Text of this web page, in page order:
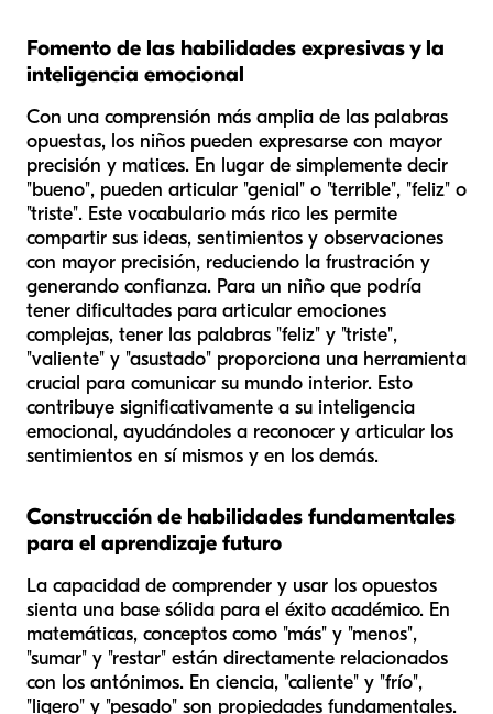
Fomento de las habilidades expresivas y la
inteligencia emocional
Con una comprensión más amplia de las palabras
opuestas, los niños pueden expresarse con mayor
precisión y matices. En lugar de simplemente decir
"bueno", pueden articular "genial" o "terrible", "feliz" o
"triste". Este vocabulario más rico les permite
compartir sus ideas, sentimientos y observaciones
con mayor precisión, reduciendo la frustración y
generando confianza. Para un niño que podría
tener dificultades para articular emociones
complejas, tener las palabras "feliz" y "triste",
"valiente" y "asustado" proporciona una herramienta
crucial para comunicar su mundo interior. Esto
contribuye significativamente a su inteligencia
emocional, ayudándoles a reconocer y articular los
sentimientos en sí mismos y en los demás.
Construcción de habilidades fundamentales
para el aprendizaje futuro
La capacidad de comprender y usar los opuestos
sienta una base sólida para el éxito académico. En
matemáticas, conceptos como "más" y "menos",
"sumar" y "restar" están directamente relacionados
con los antónimos. En ciencia, "caliente" y "frío",
"ligero" y "pesado" son propiedades fundamentales.